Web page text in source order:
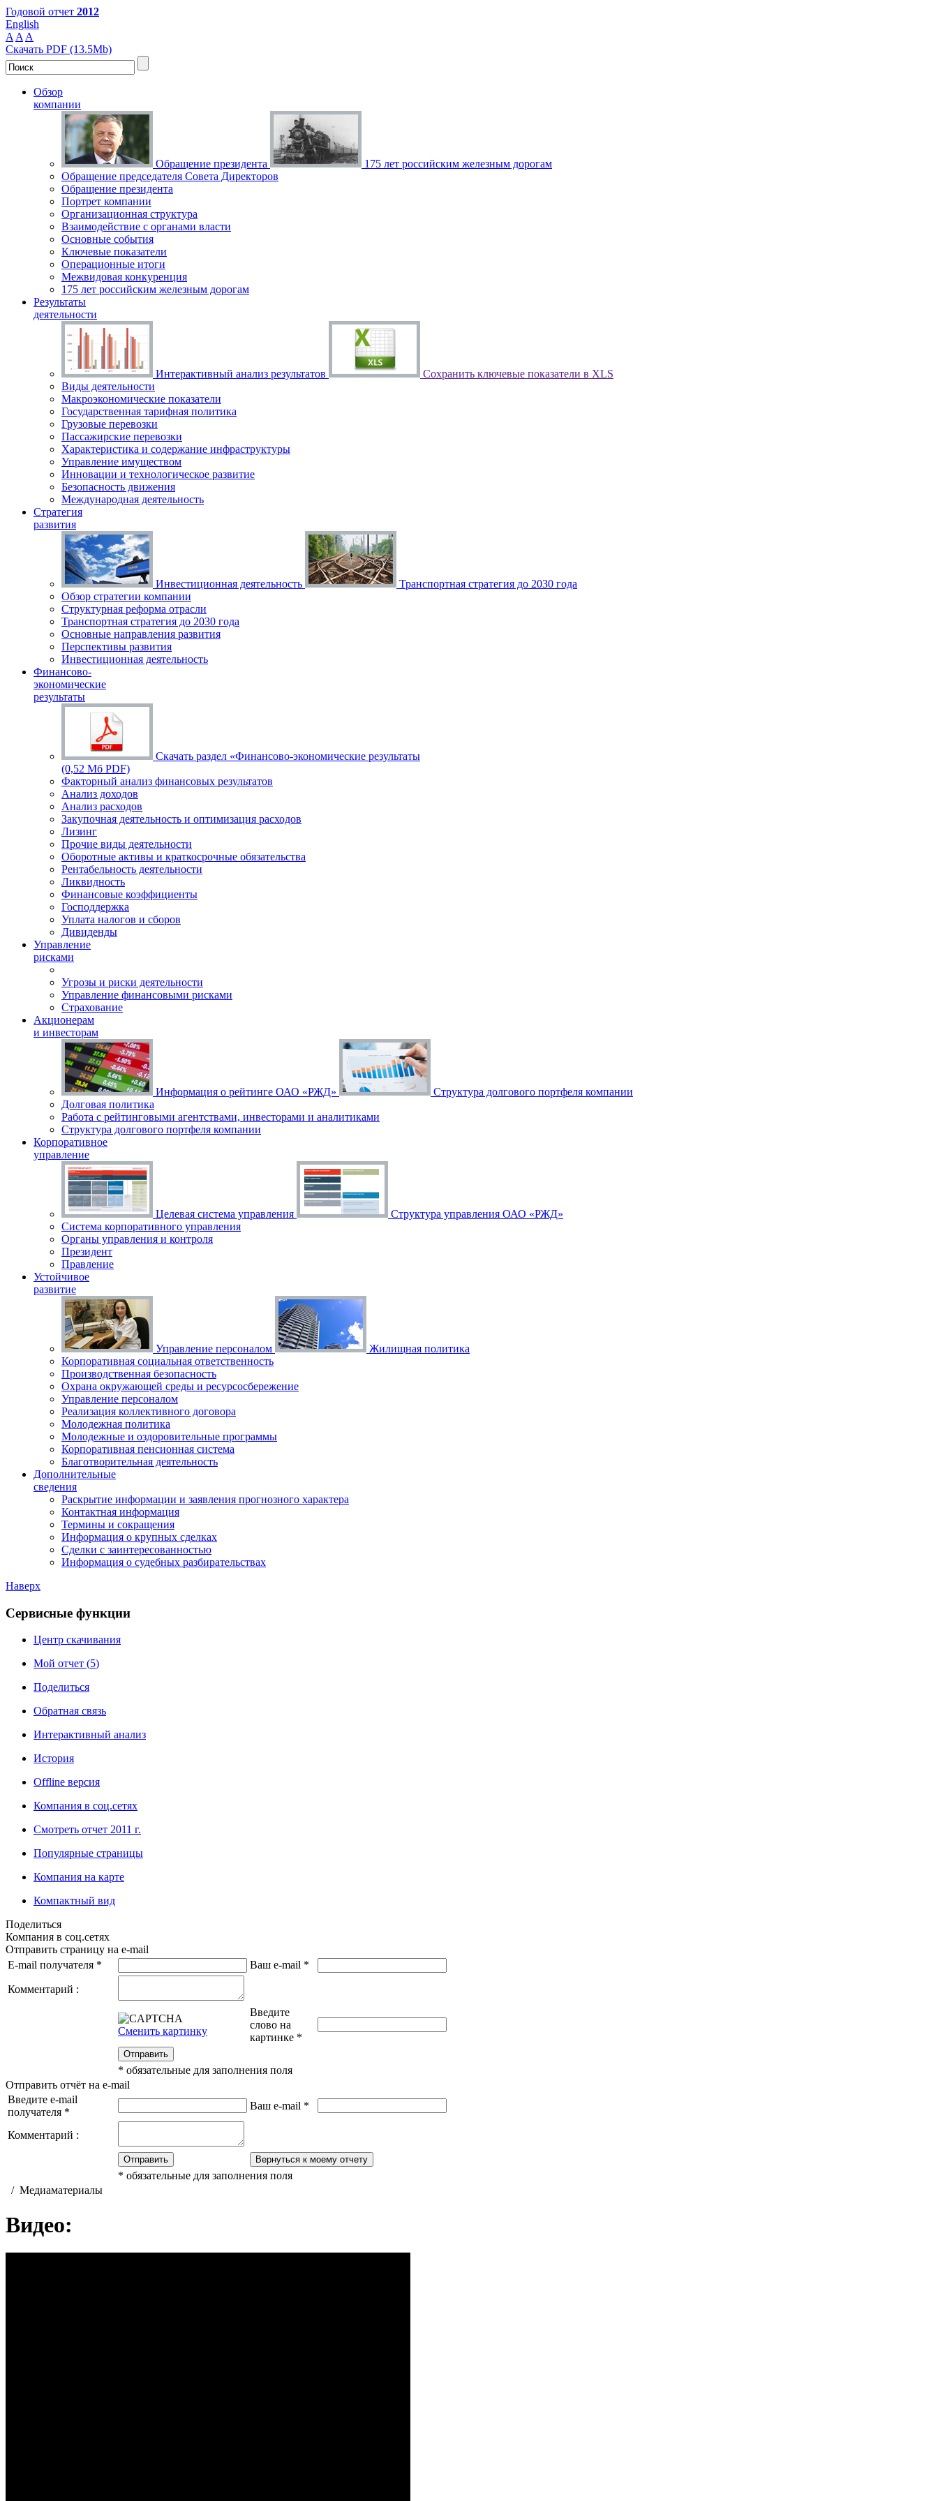
Годовой отчет 2012
English
A A A
Скачать PDF (13.5Mb)
Обзор
компании
Обращение президента
175 лет российским железным дорогам
Обращение председателя Совета Директоров
Обращение президента
Портрет компании
Организационная структура
Взаимодействие с органами власти
Основные события
Ключевые показатели
Операционные итоги
Межвидовая конкуренция
175 лет российским железным дорогам
Результаты
деятельности
Интерактивный анализ результатов
Сохранить ключевые показатели в XLS
Виды деятельности
Макроэкономические показатели
Государственная тарифная политика
Грузовые перевозки
Пассажирские перевозки
Характеристика и содержание инфраструктуры
Управление имуществом
Инновации и технологическое развитие
Безопасность движения
Международная деятельность
Стратегия
развития
Инвестиционная деятельность
Транспортная стратегия до 2030 года
Обзор стратегии компании
Структурная реформа отрасли
Транспортная стратегия до 2030 года
Основные направления развития
Перспективы развития
Инвестиционная деятельность
Финансово-
экономические
результаты
Скачать раздел «Финансово-экономические результаты
(0,52 Мб PDF)
Факторный анализ финансовых результатов
Анализ доходов
Анализ расходов
Закупочная деятельность и оптимизация расходов
Лизинг
Прочие виды деятельности
Оборотные активы и краткосрочные обязательства
Рентабельность деятельности
Ликвидность
Финансовые коэффициенты
Господдержка
Уплата налогов и сборов
Дивиденды
Управление
рисками
Угрозы и риски деятельности
Управление финансовыми рисками
Страхование
Акционерам
и инвесторам
Информация о рейтинге ОАО «РЖД»
Структура долгового портфеля компании
Долговая политика
Работа с рейтинговыми агентствами, инвесторами и аналитиками
Структура долгового портфеля компании
Корпоративное
управление
Целевая система управления
Структура управления ОАО «РЖД»
Система корпоративного управления
Органы управления и контроля
Президент
Правление
Устойчивое
развитие
Управление персоналом
Жилищная политика
Корпоративная социальная ответственность
Производственная безопасность
Охрана окружающей среды и ресурсосбережение
Управление персоналом
Реализация коллективного договора
Молодежная политика
Молодежные и оздоровительные программы
Корпоративная пенсионная система
Благотворительная деятельность
Дополнительные
сведения
Раскрытие информации и заявления прогнозного характера
Контактная информация
Термины и сокращения
Информация о крупных сделках
Сделки с заинтересованностью
Информация о судебных разбирательствах
Наверх
Сервисные функции
Центр скачивания
Мой отчет (5)
Поделиться
Обратная связь
Интерактивный анализ
История
Offline версия
Компания в соц.сетях
Смотреть отчет 2011 г.
Популярные страницы
Компания на карте
Компактный вид
Поделиться
Компания в соц.сетях
Отправить страницу на e-mail
E-mail получателя * Ваш e-mail *
Комментарий :
Сменить картинку
Введите
слово на
картинке *
Отправить
* обязательные для заполнения поля
Отправить отчёт на e-mail
Введите e-mail
получателя *
Ваш e-mail *
Комментарий :
Отправить Вернуться к моему отчету
* обязательные для заполнения поля
/ Медиаматериалы
Видео: